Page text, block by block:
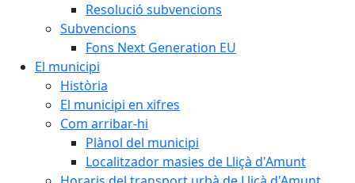
Resolució subvencions
Subvencions
Fons Next Generation EU
El municipi
Història
El municipi en xifres
Com arribar-hi
Plànol del municipi
Localitzador masies de Lliçà d'Amunt